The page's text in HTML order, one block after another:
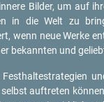
Bil­der, um auf
in die Welt zu
wenn neue Werke
be­kann­ten und
auf­tre­ten